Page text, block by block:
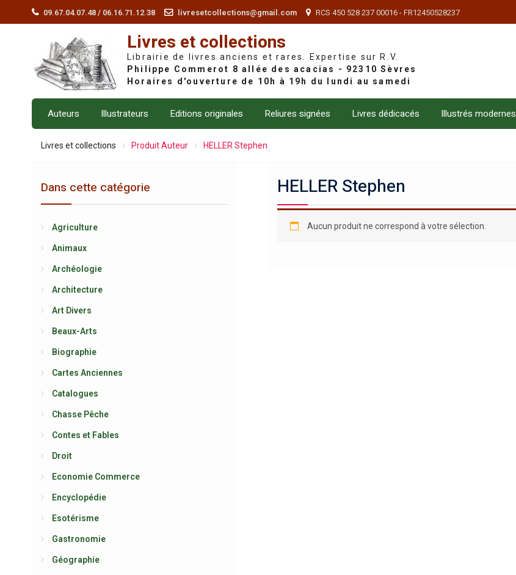
09.67.04.07.48 / 06.16.71.12.38 livresetcollections@gmail.com RCS 450 528 237 00016 - FR12450528237
Livres et collections
Librairie de livres anciens et rares. Expertise sur R.V.
Auteurs Illustrateurs Editions originales Reliures signées Livres dédicacés Illustrés modernes
Livres et collections Produit Auteur HELLER Stephen
HELLER Stephen
Aucun produit ne correspond à votre sélection.
Dans cette catégorie
Agriculture
Animaux
Archéologie
Architecture
Art Divers
Beaux-Arts
Biographie
Cartes Anciennes
Catalogues
Chasse Pêche
Contes et Fables
Droit
Economie Commerce
Encyclopédie
Esotérisme
Gastronomie
Géographie